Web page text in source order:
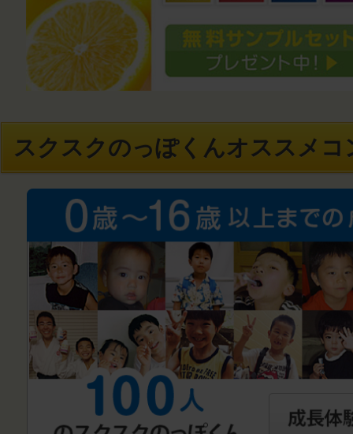
スクスクのっぽくんオススメコ